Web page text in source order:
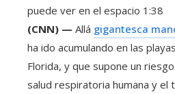
puede ver en el espacio 1:38
(CNN) — Allá gigantesca
ha ido acumulando en las
Florida, y que supone un
salud respiratoria humana y el